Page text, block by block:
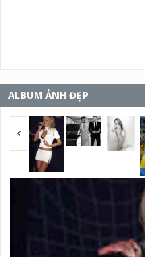
ALBUM ẢNH ĐẸP
<span></span>